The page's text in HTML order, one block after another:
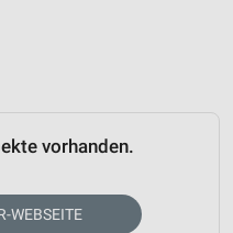
vorhanden.
WEBSEITE